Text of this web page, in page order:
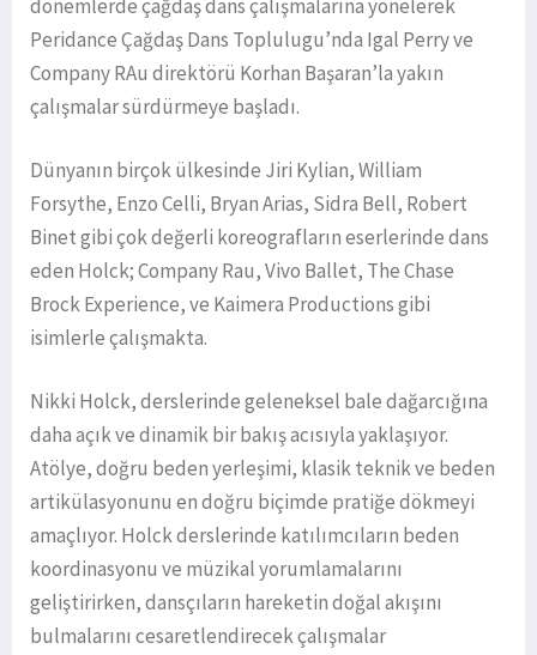
dönemlerde çağdaş dans çalışmalarına yönelerek
Peridance Çağdaş Dans Toplulugu’nda Igal Perry ve
Company RAu direktörü Korhan Başaran’la yakın
çalışmalar sürdürmeye başladı.
Dünyanın birçok ülkesinde Jiri Kylian, William
Forsythe, Enzo Celli, Bryan Arias, Sidra Bell, Robert
Binet gibi çok değerli koreografların eserlerinde dans
eden Holck; Company Rau, Vivo Ballet, The Chase
Brock Experience, ve Kaimera Productions gibi
isimlerle çalışmakta.
Nikki Holck, derslerinde geleneksel bale dağarcığına
daha açık ve dinamik bir bakış acısıyla yaklaşıyor.
Atölye, doğru beden yerleşimi, klasik teknik ve beden
artikülasyonunu en doğru biçimde pratiğe dökmeyi
amaçlıyor. Holck derslerinde katılımcıların beden
koordinasyonu ve müzikal yorumlamalarını
geliştirirken, dansçıların hareketin doğal akışını
bulmalarını cesaretlendirecek çalışmalar